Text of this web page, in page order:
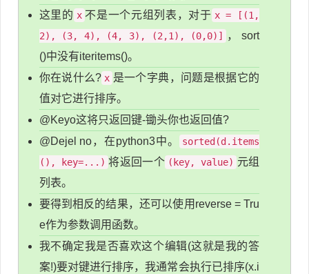
这里的 x 不是一个元组列表，对于 x = [(1,
2), (3, 4), (4, 3), (2,1), (0,0)] ， sort
()中没有iteritems()。
你在说什么? x 是一个字典，问题是根据它的
值对它进行排序。
@Keyo这将只返回键-锄头你也返回值?
@Dejel no，在python3中。
sorted(d.items
(), key=...) 将返回一个 (key, value) 元组
列表。
要得到相反的结果，还可以使用reverse = Tru
e作为参数调用函数。
我不确定我是否喜欢这个编辑(这就是我的答
案!)要对键进行排序，我通常会执行已排序(x.i